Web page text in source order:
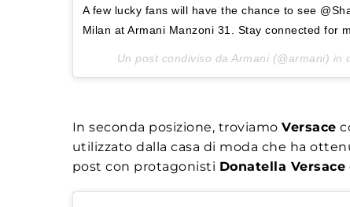
A few lucky fans will have the chance to see
Milan at Armani Manzoni 31. Stay connected for
Un post condiviso da Armani (@armani) in
In seconda posizione, troviamoVersace
utilizzato dalla casa di moda che ha
post con protagonisti Donatella Versace